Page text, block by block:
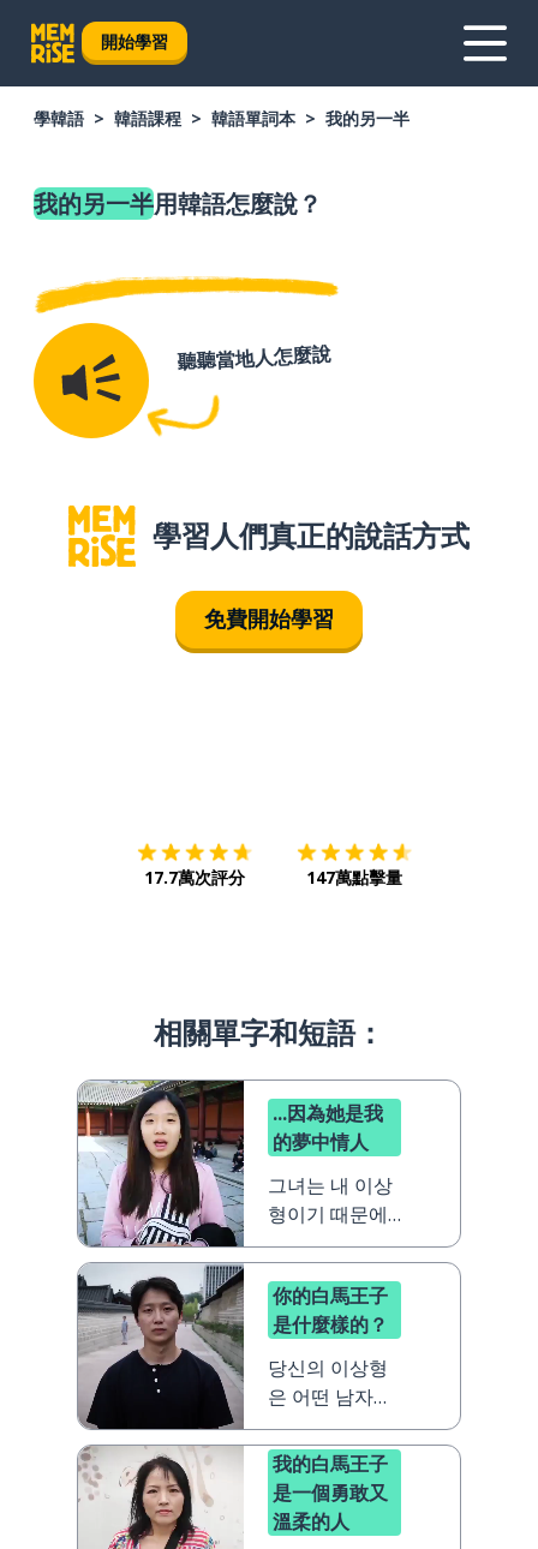
開始學習
學韓語 韓語課程 韓語單詞本 我的另一半
我的另一半用韓語怎麼說？
聽聽當地人怎麼說
學習人們真正的說話方式
免費開始學習
17.7萬次評分 147萬點擊量
相關單字和短語：
...因為她是我
的夢中情人
그녀는 내 이상
형이기 때문에
~
你的白馬王子
是什麼樣的？
당신의 이상형
은 어떤 남자예
요？
我的白馬王子
是一個勇敢又
溫柔的人